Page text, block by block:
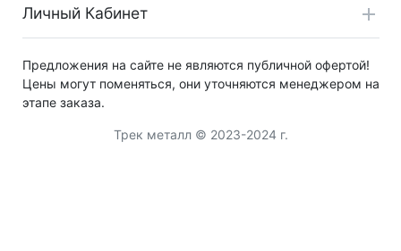
Личный Кабинет
Предложения на сайте не являются публичной офертой!
Цены могут поменяться, они уточняются менеджером на
этапе заказа.
Трек металл © 2023-2024 г.